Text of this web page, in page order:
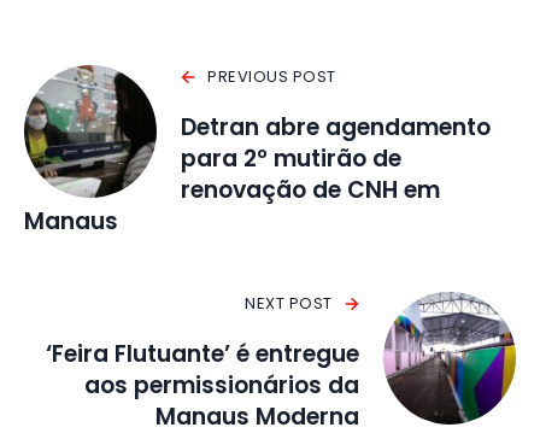
PREVIOUS POST
Detran abre agendamento
para 2º mutirão de
renovação de CNH em
Manaus
NEXT POST
‘Feira Flutuante’ é entregue
aos permissionários da
Manaus Moderna